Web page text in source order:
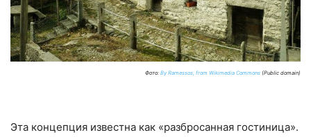
Фото: By Ramessos, from Wikimedia Commons (Public domain)
Эта концепция известна как «разбросанная гостиница».